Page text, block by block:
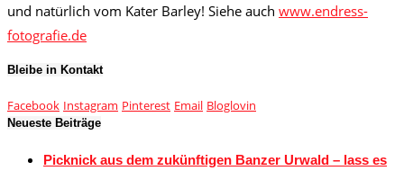
und natürlich vom Kater Barley! Siehe auch www.endress-
fotografie.de
Bleibe in Kontakt
Facebook Instagram Pinterest Email Bloglovin
Neueste Beiträge
Picknick aus dem zukünftigen Banzer Urwald – lass es